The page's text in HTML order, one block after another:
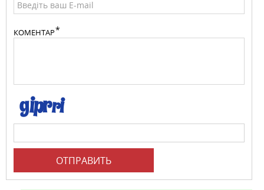
КОМЕНТАР
ОТПРАВИТЬ